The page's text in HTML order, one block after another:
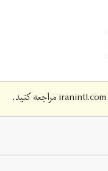
iranintl.comمراجعه کنید.